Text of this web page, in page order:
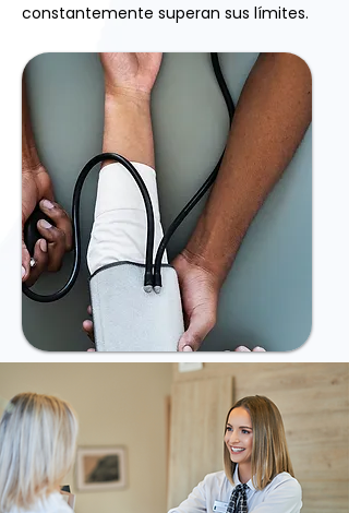
constantemente superan sus límites.